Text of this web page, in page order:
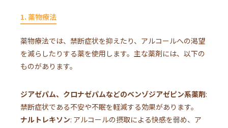
1. 薬物療法
薬物療法では、禁断症状を抑えたり、アルコールへの渇望
を減らしたりする薬を使用します。主な薬剤には、以下の
ものがあります。
ジアゼパム、クロナゼパムなどのベンゾジアゼピン系薬剤:
禁断症状である不安や不眠を軽減する効果があります。
ナルトレキソン: アルコールの摂取による快感を弱め、ア